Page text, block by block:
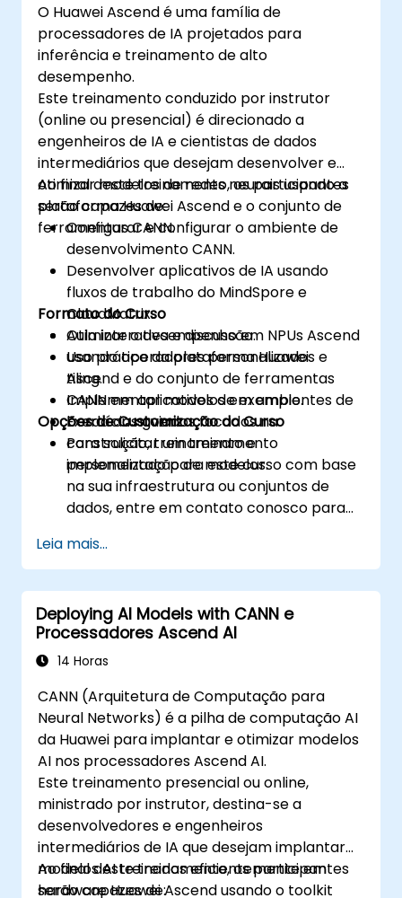
O Huawei Ascend é uma família de
processadores de IA projetados para
inferência e treinamento de alto
desempenho.
Este treinamento conduzido por instrutor
(online ou presencial) é direcionado a
engenheiros de IA e cientistas de dados
intermediários que desejam desenvolver e
otimizar modelos de redes neurais usando a
plataforma Huawei Ascend e o conjunto de
ferramentas CANN.
Ao final deste treinamento, os participantes
serão capazes de:
Configurar e configurar o ambiente de
desenvolvimento CANN.
Desenvolver aplicativos de IA usando
fluxos de trabalho do MindSpore e
CloudMatrix.
Otimizar o desempenho em NPUs Ascend
usando operadores personalizados e
tiling.
Implementar modelos em ambientes de
borda ou nuvem.
Formato do Curso
Aula interativa e discussão.
Uso prático da plataforma Huawei
Ascend e do conjunto de ferramentas
CANN em aplicativos de exemplo.
Exercícios guiados focados na
construção, treinamento e
implementação de modelos.
Opções de Customização do Curso
Para solicitar um treinamento
personalizado para este curso com base
na sua infraestrutura ou conjuntos de
dados, entre em contato conosco para
Leia mais...
Deploying AI Models with CANN e
Processadores Ascend AI
14 Horas
CANN (Arquitetura de Computação para
Neural Networks) é a pilha de computação AI
da Huawei para implantar e otimizar modelos
AI nos processadores Ascend AI.
Este treinamento presencial ou online,
ministrado por instrutor, destina-se a
desenvolvedores e engenheiros
intermediários de IA que desejam implantar
modelos AI treinados eficientemente em
hardware Huawei Ascend usando o toolkit
Ao final deste treinamento, os participantes
serão capazes de: